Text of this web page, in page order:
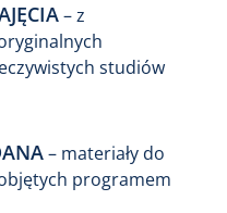
– z
studiów
– materiały do
programem